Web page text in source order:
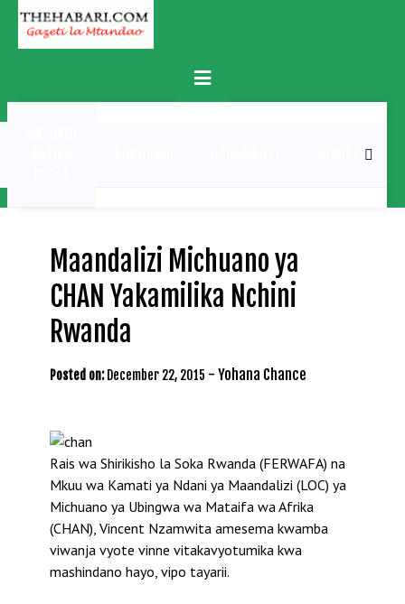
Skip
content
Primary
Menu
MICHEZO
Maandalizi Michuano ya
CHAN Yakamilika Nchini
Rwanda
Posted on: December 22, 2015 - Yohana Chance
Rais wa Shirikisho la Soka Rwanda (FERWAFA) na
Mkuu wa Kamati ya Ndani ya Maandalizi (LOC) ya
Michuano ya Ubingwa wa Mataifa wa Afrika
(CHAN), Vincent Nzamwita amesema kwamba
viwanja vyote vinne vitakavyotumika kwa
mashindano hayo, vipo tayarii.